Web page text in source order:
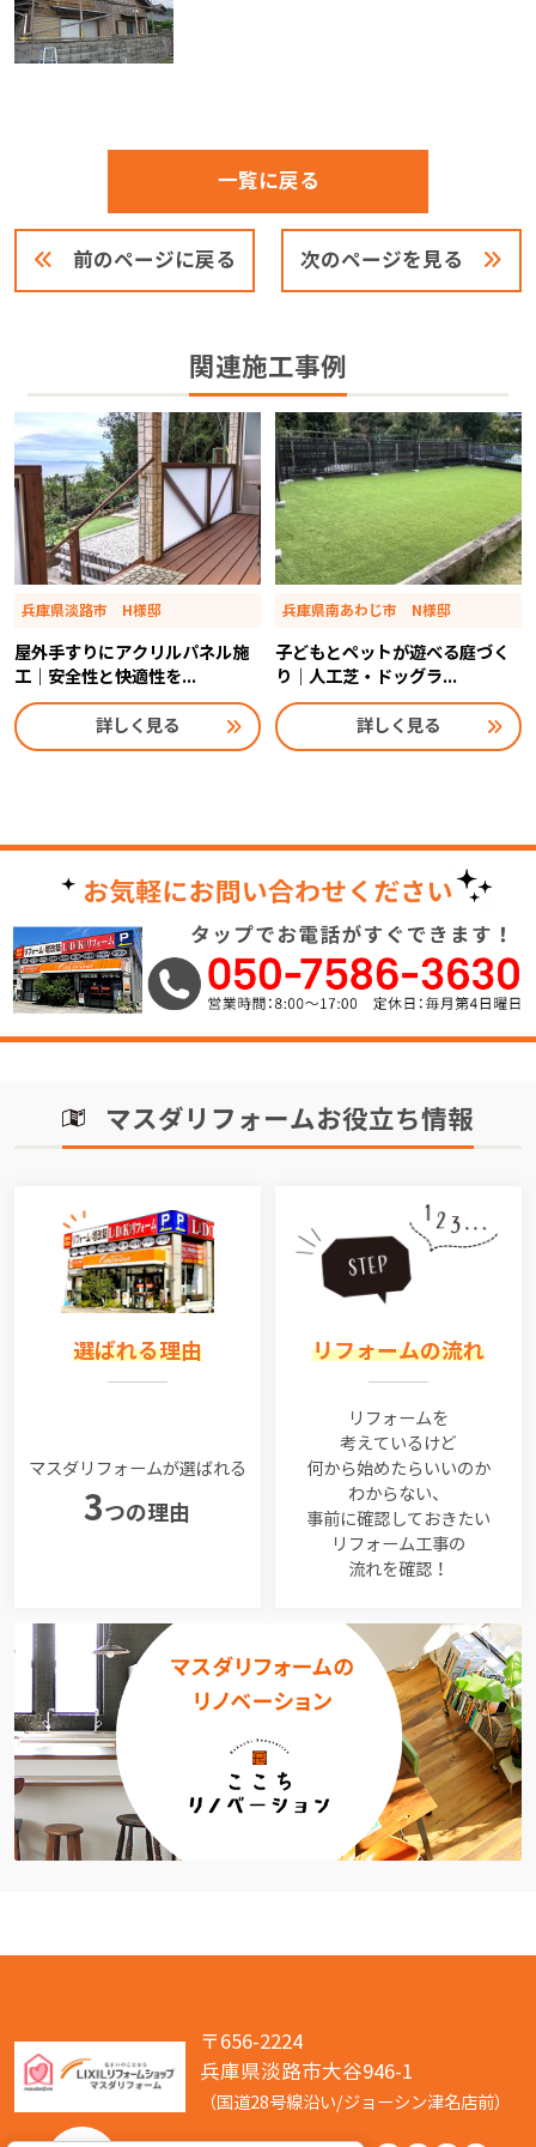
前のページに戻る
一覧に戻る
次のページを見る
関連施工事例
兵庫県淡路市 H様邸
屋外手すりにアクリルパネル施
工｜安全性と快適性を...
詳しく見る
兵庫県南あわじ市 N様邸
子どもとペットが遊べる庭づく
り｜人工芝・ドッグラ...
詳しく見る
マスダリフォームお役立ち情報
選ばれる理由
マスダリフォームが選ばれる
3つの理由
リフォームの流れ
リフォームを
考えているけど
何から始めたらいいのか
わからない、
事前に確認しておきたい
リフォーム工事の
流れを確認！
〒656-2224
兵庫県淡路市大谷946-1
（国道28号線沿い/ジョーシン津名店前）